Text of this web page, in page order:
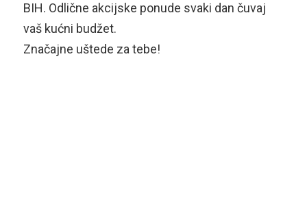
BIH. Odlične akcijske ponude svaki dan čuvaj
vaš kućni budžet.
Značajne uštede za tebe!